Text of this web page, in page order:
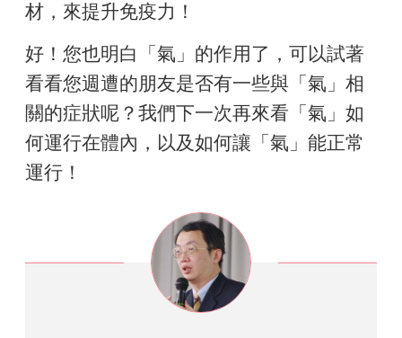
材，來提升免疫力！
好！您也明白「氣」的作用了，可以試著
看看您週遭的朋友是否有一些與「氣」相
關的症狀呢？我們下一次再來看「氣」如
何運行在體內，以及如何讓「氣」能正常
運行！